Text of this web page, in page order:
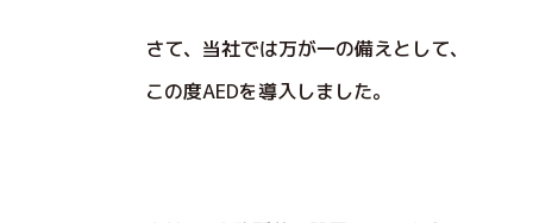
さて、当社では万が一の備えとして、
この度AEDを導入しました。